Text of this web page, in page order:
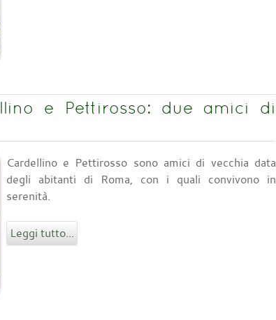
e Pettirosso: due amici di
Cardellino e Pettirosso sono amici di vecchia data
degli abitanti di Roma, con i quali convivono in
serenità.
Leggi tutto...